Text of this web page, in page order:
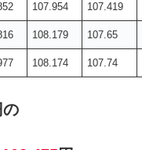
107.954 107.419
108.179 107.65
108.174 107.74
の